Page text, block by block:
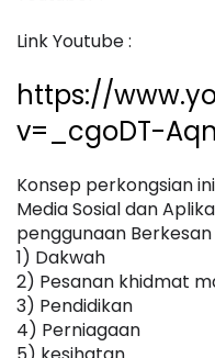
Link Youtube :
https://
v=_cgoDT-
Konsep perkongsian ini
Media Sosial dan
penggunaan
1) Dakwah
2) Pesanan khidmat
3) Pendidikan
4) Perniagaan